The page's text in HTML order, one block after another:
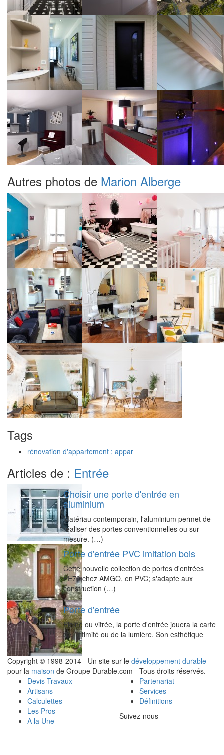
Autres photos de Marion Alberge
Tags
rénovation d'appartement ; appar
Articles de : Entrée
Choisir une porte d'entrée en
aluminium
Matériau contemporain, l'aluminium permet de
réaliser des portes conventionnelles ou sur
mesure. (…)
Porte d'entrée PVC imitation bois
Cette nouvelle collection de portes d'entrées
PE70 chez AMGO, en PVC; s'adapte aux
construction (…)
Porte d'entrée
Pleine ou vitrée, la porte d'entrée jouera la carte
de l’intimité ou de la lumière. Son esthétique
(…)
Copyright © 1998-2014 - Un site sur le développement durable
pour la maison de Groupe Durable.com - Tous droits réservés.
Devis Travaux
Artisans
Calculettes
Les Pros
A la Une
Partenariat
Services
Définitions
Suivez-nous